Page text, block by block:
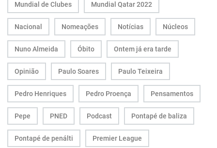
Mundial de Clubes Mundial Qatar 2022
Nacional Nomeações Notícias Núcleos
Nuno Almeida Óbito Ontem já era tarde
Opinião Paulo Soares Paulo Teixeira
Pedro Henriques Pedro Proença Pensamentos
Pepe PNED Podcast Pontapé de baliza
Pontapé de penálti Premier League